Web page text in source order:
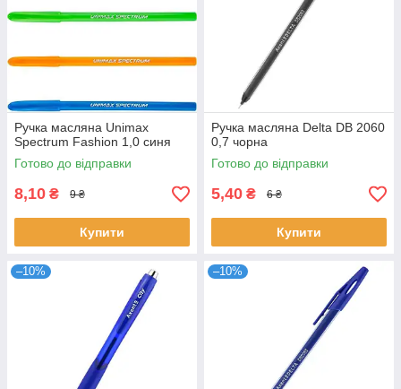
Ручка масляна Unimax
Spectrum Fashion 1,0 синя
Готово до відправки
8,10 ₴ 9 ₴
Купити
Ручка масляна Delta DB 2060
0,7 чорна
Готово до відправки
5,40 ₴ 6 ₴
Купити
–10% –10%